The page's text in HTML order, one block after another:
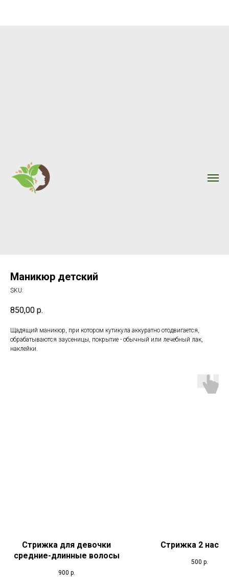
Маникюр детский
SKU:
850,00 р.
Щадящий маникюр, при котором кутикула аккуратно отодвигается,
обрабатываются заусеницы, покрытие - обычный или лечебный лак,
наклейки.
Стрижка для девочки
средние-длинные волосы
900 р.
Стрижка 2
500 р.